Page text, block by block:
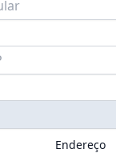
Endereço